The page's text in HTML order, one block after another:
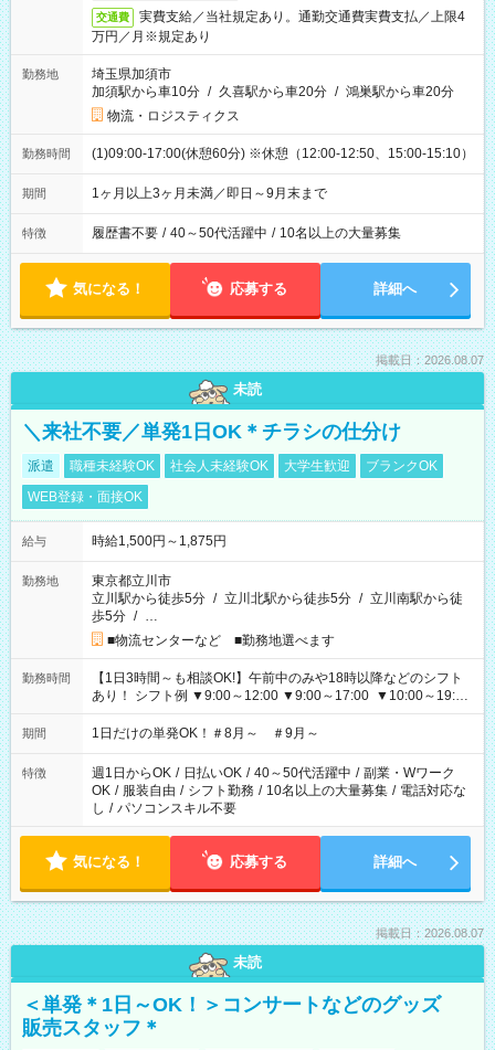
交通費
実費支給／当社規定あり。通勤交通費実費支払／上限4
万円／月※規定あり
勤務地
埼玉県加須市
加須駅から車10分 / 久喜駅から車20分 / 鴻巣駅から車20分
物流・ロジスティクス
勤務時間 (1)09:00-17:00(休憩60分) ※休憩（12:00-12:50、15:00-15:10）
期間 1ヶ月以上3ヶ月未満／即日～9月末まで
特徴 履歴書不要 / 40～50代活躍中 / 10名以上の大量募集
気になる！ 応募する 詳細へ
掲載日：2026.08.07
未読
＼来社不要／単発1日OK＊チラシの仕分け
派遣 職種未経験OK 社会人未経験OK 大学生歓迎
ブランクOK
WEB登録・面接OK
給与 時給1,500円～1,875円
勤務地
東京都立川市
立川駅から徒歩5分 / 立川北駅から徒歩5分 / 立川南駅から徒
歩5分 / …
■物流センターなど ■勤務地選べます
勤務時間
【1日3時間～も相談OK!】午前中のみや18時以降などのシフト
あり！ シフト例 ▼9:00～12:00 ▼9:00～17:00 ▼10:00～19:00
▼18:00～21:00
期間 1日だけの単発OK！＃8月～ ＃9月～
特徴 週1日からOK / 日払いOK / 40～50代活躍中 / 副業・Wワーク
OK / 服装自由 / シフト勤務 / 10名以上の大量募集 / 電話対応な
し / パソコンスキル不要
気になる！ 応募する 詳細へ
掲載日：2026.08.07
未読
＜単発＊1日～OK！＞コンサートなどのグッズ
販売スタッフ＊